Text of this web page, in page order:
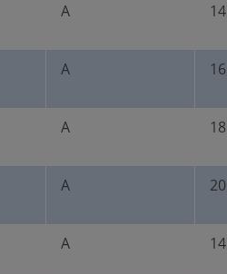
A 14
A 16
A 18
A 20
A 14